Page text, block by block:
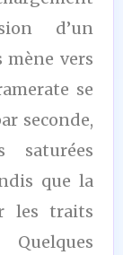
d’un
mène vers
se
seconde,
saturées
que la
les traits